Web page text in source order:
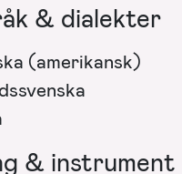
& dialekter
(amerikansk)
& instrument